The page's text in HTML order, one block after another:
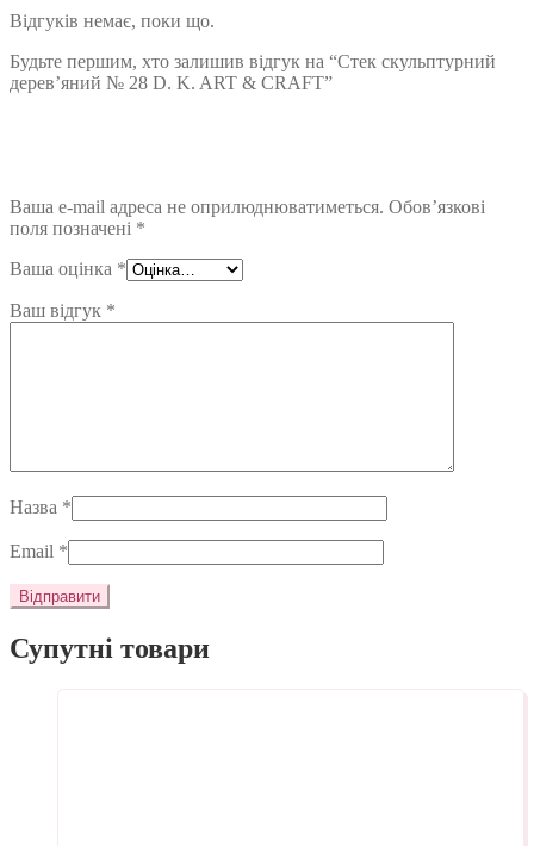
Відгуків немає, поки що.
Будьте першим, хто залишив відгук на “Стек скульптурний
дерев’яний № 28 D. K. ART & CRAFT”
Ваша e-mail адреса не оприлюднюватиметься. Обов’язкові
поля позначені *
Ваша оцінка *
Ваш відгук *
Назва *
Email *
Супутні товари